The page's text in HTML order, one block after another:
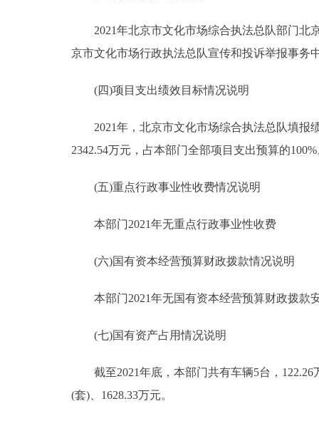
2021年北京市文化市场综合执法总队部门北
京市文化市场行政执法总队宣传和投诉举报事务
(四)项目支出绩效目标情况说明
2021年，北京市文化市场综合执法总队填报绩
2342.54万元，占本部门全部项目支出预算的
(五)重点行政事业性收费情况说明
本部门2021年无重点行政事业性收费
(六)国有资本经营预算财政拨款情况说明
本部门2021年无国有资本经营预算财政拨款
(七)国有资产占用情况说明
截至2021年底，本部门共有车辆5台，122.26
(套)、1628.33万元。